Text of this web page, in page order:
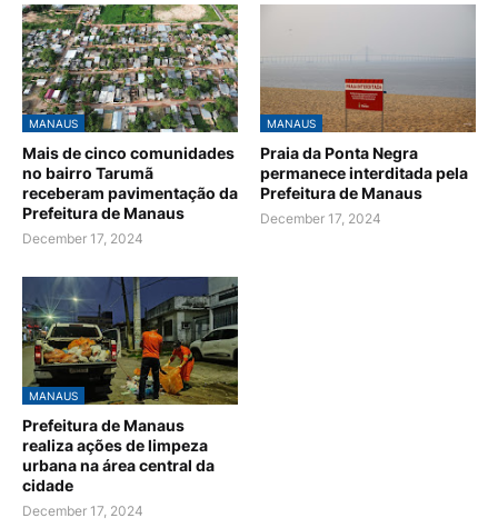
MANAUS
Mais de cinco comunidades
no bairro Tarumã
receberam pavimentação da
Prefeitura de Manaus
December 17, 2024
MANAUS
Praia da Ponta Negra
permanece interditada pela
Prefeitura de Manaus
December 17, 2024
MANAUS
Prefeitura de Manaus
realiza ações de limpeza
urbana na área central da
cidade
December 17, 2024